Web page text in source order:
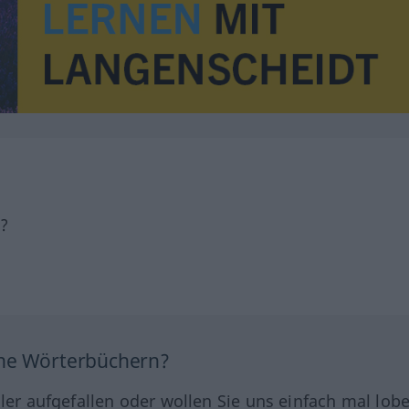
Wörterbüchern?
aufgefallen oder wollen Sie uns einfach mal